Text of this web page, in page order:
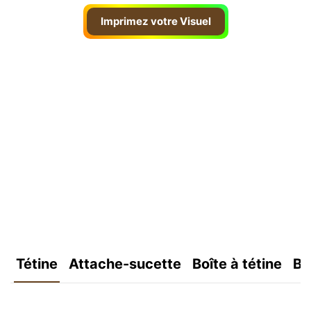
Imprimez votre Visuel
Tétine Attache-sucette Boîte à tétine